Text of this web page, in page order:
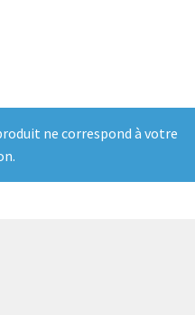
de bainne correspond à votre